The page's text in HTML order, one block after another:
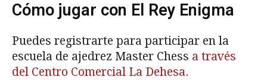
Cómo jugar con El Rey Enigma
Puedes registrarte para participar en la
escuela de ajedrez Master Chess a través
del Centro Comercial La Dehesa.